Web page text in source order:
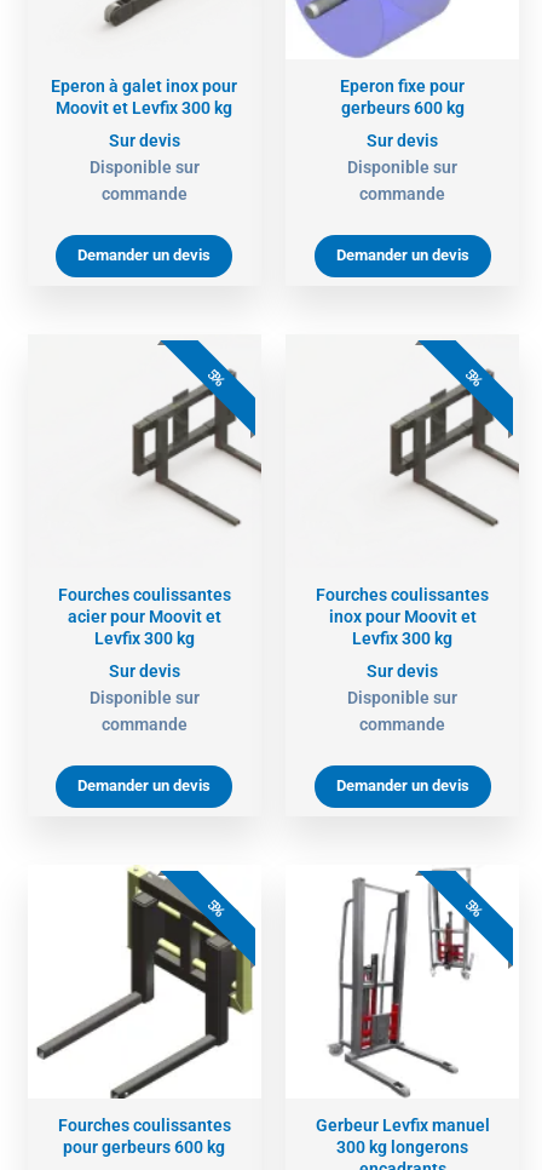
Eperon à galet inox pour
Moovit et Levfix 300 kg
Sur devis
Disponible sur
commande
Demander un devis
Eperon fixe pour
gerbeurs 600 kg
Sur devis
Disponible sur
commande
Demander un devis
5%
Fourches coulissantes
acier pour Moovit et
Levfix 300 kg
Sur devis
Disponible sur
commande
Demander un devis
5%
Fourches coulissantes
inox pour Moovit et
Levfix 300 kg
Sur devis
Disponible sur
commande
Demander un devis
5%
Fourches coulissantes
pour gerbeurs 600 kg
5%
Gerbeur Levfix manuel
300 kg longerons